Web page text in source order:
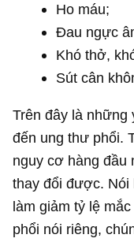
Ho máu;
Đau ngực
Khó thở,
Sút cân
Trên đây là những
đến ung thư phổi.
nguy cơ hàng đầu
thay đổi được. Nói
làm giảm tỷ lệ
phổi nói riêng,